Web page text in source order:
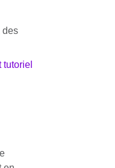
des
tutoriel